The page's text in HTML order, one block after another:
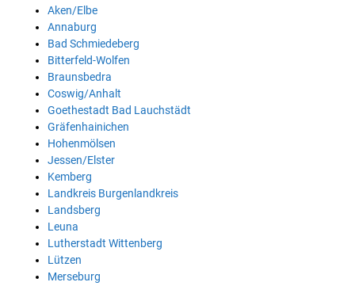
Aken/Elbe
Annaburg
Bad Schmiedeberg
Bitterfeld-Wolfen
Braunsbedra
Coswig/Anhalt
Goethestadt Bad Lauchstädt
Gräfenhainichen
Hohenmölsen
Jessen/Elster
Kemberg
Landkreis Burgenlandkreis
Landsberg
Leuna
Lutherstadt Wittenberg
Lützen
Merseburg